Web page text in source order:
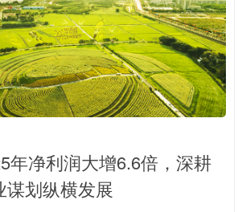
年净利润大增6.6倍，深耕
谋划纵横发展